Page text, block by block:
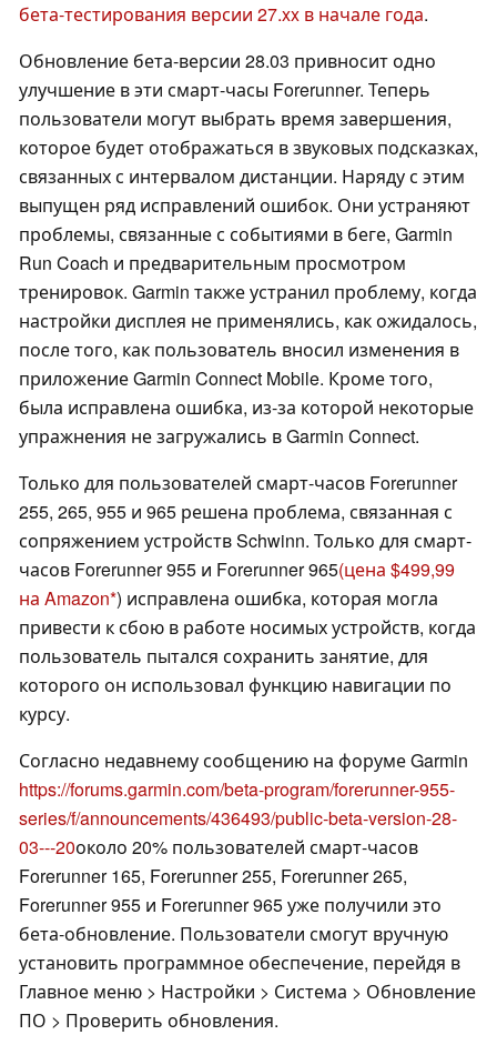
бета-тестирования версии 27.xx в начале года.
Обновление бета-версии 28.03 привносит одно
улучшение в эти смарт-часы Forerunner. Теперь
пользователи могут выбрать время завершения,
которое будет отображаться в звуковых подсказках,
связанных с интервалом дистанции. Наряду с этим
выпущен ряд исправлений ошибок. Они устраняют
проблемы, связанные с событиями в беге, Garmin
Run Coach и предварительным просмотром
тренировок. Garmin также устранил проблему, когда
настройки дисплея не применялись, как ожидалось,
после того, как пользователь вносил изменения в
приложение Garmin Connect Mobile. Кроме того,
была исправлена ошибка, из-за которой некоторые
упражнения не загружались в Garmin Connect.
Только для пользователей смарт-часов Forerunner
255, 265, 955 и 965 решена проблема, связанная с
сопряжением устройств Schwinn. Только для смарт-
часов Forerunner 955 и Forerunner 965(цена $499,99
на Amazon ) исправлена ошибка, которая могла
привести к сбою в работе носимых устройств, когда
пользователь пытался сохранить занятие, для
которого он использовал функцию навигации по
курсу.
Согласно недавнему сообщению на форуме Garmin
https://forums.garmin.com/beta-program/forerunner-955-
series/f/announcements/436493/public-beta-version-28-
03---20около 20% пользователей смарт-часов
Forerunner 165, Forerunner 255, Forerunner 265,
Forerunner 955 и Forerunner 965 уже получили это
бета-обновление. Пользователи смогут вручную
установить программное обеспечение, перейдя в
Главное меню > Настройки > Система > Обновление
ПО > Проверить обновления.